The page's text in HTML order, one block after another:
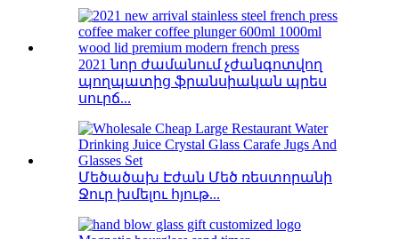
2021 նոր ժամանում չժանգոտվող
պողպատից ֆրանսիական պրես
սուրճ...
Մեծածախ Էժան Մեծ ռեստորանի
Ջուր խմելու հյութ...